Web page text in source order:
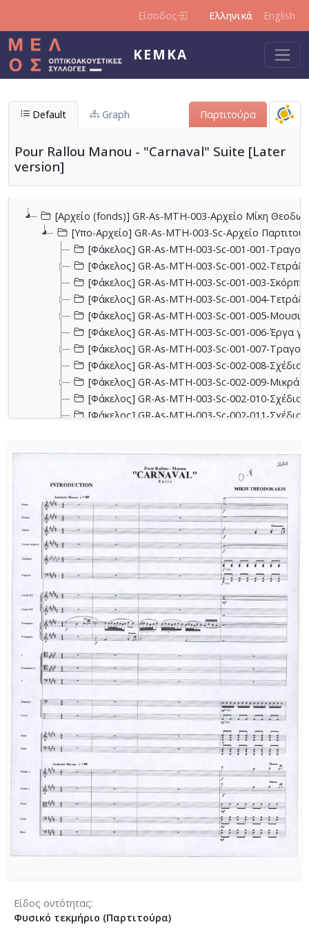
Είσοδος Ελληνικά English
ΚΕΜΚΑ
Default Graph Παρτιτούρα
Pour Rallou Manou - "Carnaval" Suite [Later
version]
[Αρχείο (fonds)] GR-As-MTH-003-Αρχείο Μίκη
[Υπο-Αρχείο] GR-As-MTH-003-Sc-Αρχείο
[Φάκελος] GR-As-MTH-003-Sc-001-001-
[Φάκελος] GR-As-MTH-003-Sc-001-002-
[Φάκελος] GR-As-MTH-003-Sc-001-003-
[Φάκελος] GR-As-MTH-003-Sc-001-004-
[Φάκελος] GR-As-MTH-003-Sc-001-005-
[Φάκελος] GR-As-MTH-003-Sc-001-006-Έργα
[Φάκελος] GR-As-MTH-003-Sc-001-007-
[Φάκελος] GR-As-MTH-003-Sc-002-008-
[Φάκελος] GR-As-MTH-003-Sc-002-009-Μικρά
[Φάκελος] GR-As-MTH-003-Sc-002-010-
[Φάκελος] GR-As-MTH-003-Sc-002-011-
[Φάκελος] GR-As-MTH-003-Sc-003-014-
[Φάκελος] GR-As-MTH-003-Sc-003-015-
[Φάκελος] GR-As-MTH-003-Sc-003-016-
[Φάκελος] GR-As-MTH-003-Sc-003-017-
[Φάκελος] GR-As-MTH-003-Sc-003-018-
[Φάκελος] GR-As-MTH-003-Sc-003-019-
[Φάκελος] GR-As-MTH-003-Sc-004-020-Σκίτσα
[Φάκελος] GR-As-MTH-003-Sc-004-021-
[Φάκελος] GR-As-MTH-003-Sc-004-022-
[Φάκελος] GR-As-MTH-003-Sc-004-023-
[Φάκελος] GR-As-MTH-003-Sc-004-024-Ύμνος
[Φάκελος] GR-As-MTH-003-Sc-004-025-Το
[Φάκελος] GR-As-MTH-003-Sc-004-026-
[Φάκελος] GR-As-MTH-003-Sc-004-027-Μικρή
[Φάκελος] GR-As-MTH-003-Sc-004-028-
[Φάκελος] GR-As-MTH-003-Sc-004-029-
[Φάκελος] GR-As-MTH-003-Sc-004-030-Πέντε
[Φάκελος] GR-As-MTH-003-Sc-004-031-Έργο
[Φάκελος] GR-As-MTH-003-Sc-005-032-
[Φάκελος] GR-As-MTH-003-Sc-005-033-
[Φάκελος] GR-As-MTH-003-Sc-005-034-
[Φάκελος] GR-As-MTH-003-Sc-005-035-
[Φάκελος] GR-As-MTH-003-Sc-005-036-
[Φάκελος] GR-As-MTH-003-Sc-005-037-Duetto
[Φάκελος] GR-As-MTH-003-Sc-005-041-Η
Είδος οντότητας
Φυσικό τεκμήριο (Παρτιτούρα)